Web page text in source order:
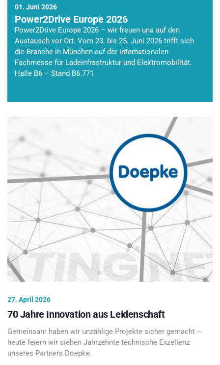
01. Juni 2026
Power2Drive Europe 2026
Power2Drive Europe 2026 – wir freuen uns auf den
Austausch vor Ort. Vom 23. bis 25. Juni 2026 trifft sich
die Branche in München auf der internationalen
Fachmesse für Ladeinfrastruktur und Elektromobilität.
Halle B6 – Stand B6.771
27. April 2026
70 Jahre Innovation aus Leidenschaft
Gemeinsam haben wir unzählige Projekte sicher gemacht –
heute feiern wir sieben Jahrzehnte technische Exzellenz
unseres Partners Doepke.